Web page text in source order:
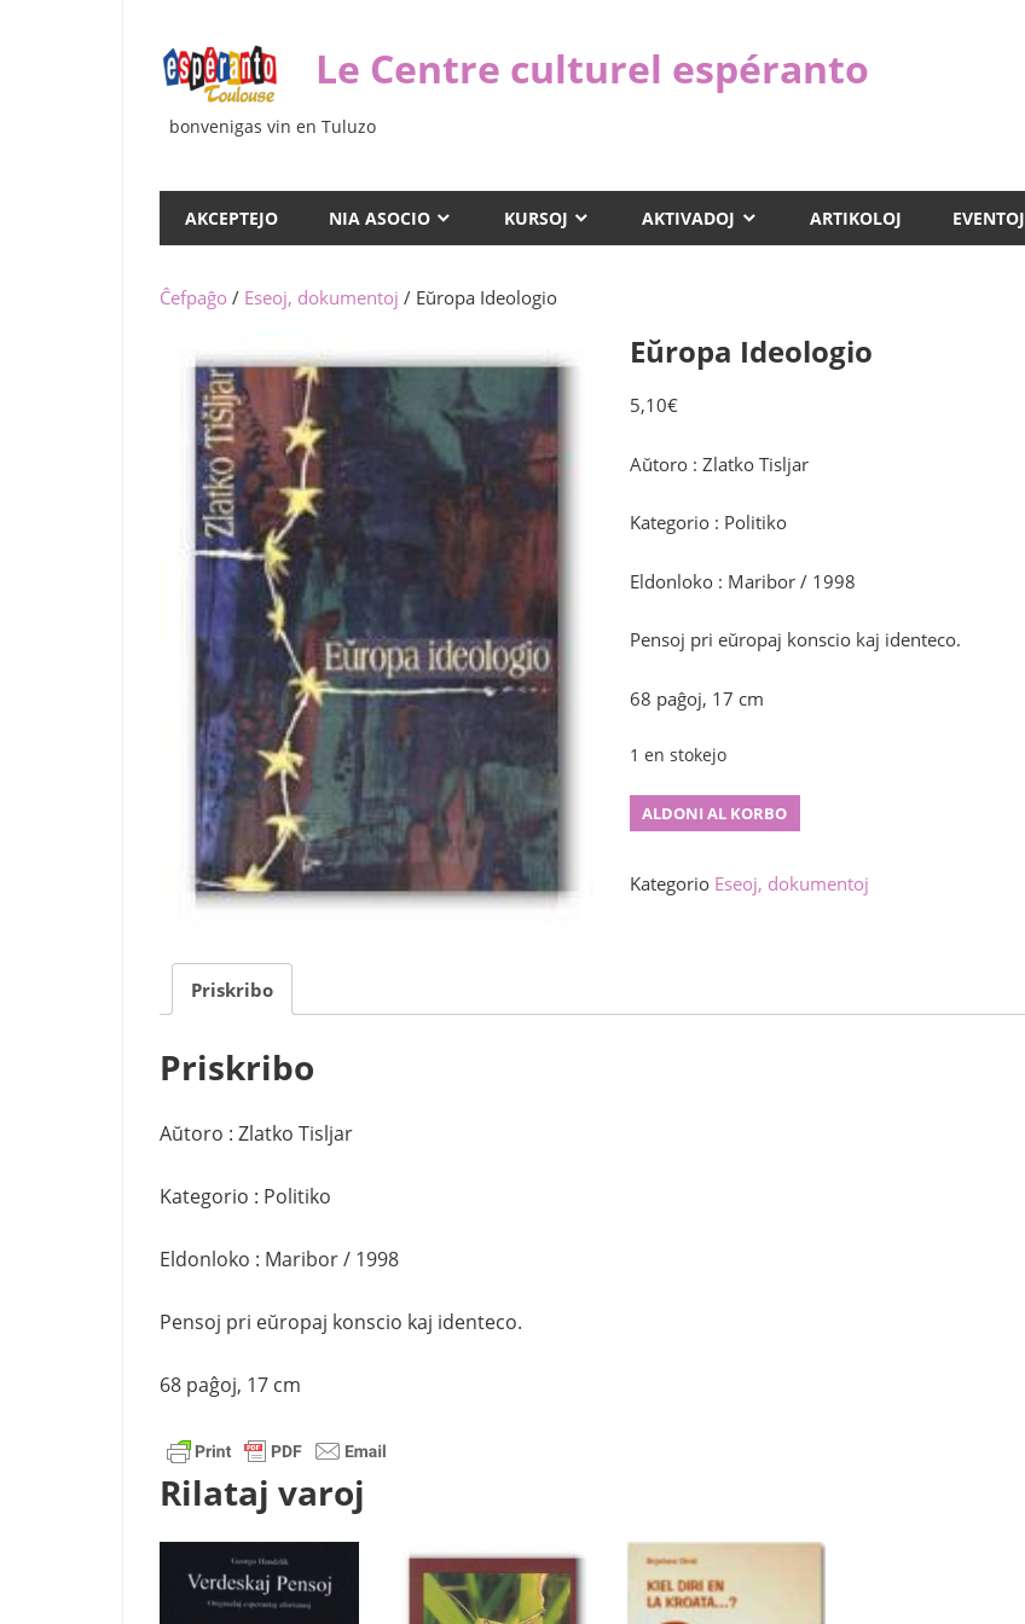
enhavo
Le Centre culturel espéranto
bonvenigas vin en Tuluzo
AKCEPTEJO NIA ASOCIO KURSOJ AKTIVADOJ ARTIKOLOJ EVENTOJ
Ĉefpaĝo / Eseoj, dokumentoj / Eŭropa Ideologio
Eŭropa Ideologio
5,10€
Aŭtoro : Zlatko Tisljar
Kategorio : Politiko
Eldonloko : Maribor / 1998
Pensoj pri eŭropaj konscio kaj identeco.
68 paĝoj, 17 cm
1 en stokejo
Eŭropa
kvanto
ALDONI AL KORBO
Kategorio Eseoj, dokumentoj
Priskribo
Priskribo
Aŭtoro : Zlatko Tisljar
Kategorio : Politiko
Eldonloko : Maribor / 1998
Pensoj pri eŭropaj konscio kaj identeco.
68 paĝoj, 17 cm
Rilataj varoj